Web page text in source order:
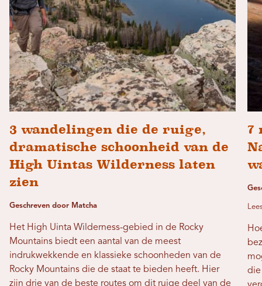
3 wandelingen die de ruige,
dramatische schoonheid van de
High Uintas Wilderness laten
zien
Geschreven door Matcha
Het High Uinta Wilderness-gebied in de Rocky
Mountains biedt een aantal van de meest
indrukwekkende en klassieke schoonheden van de
Rocky Mountains die de staat te bieden heeft. Hier
zijn drie van de beste routes om dit ruige deel van de
7
die